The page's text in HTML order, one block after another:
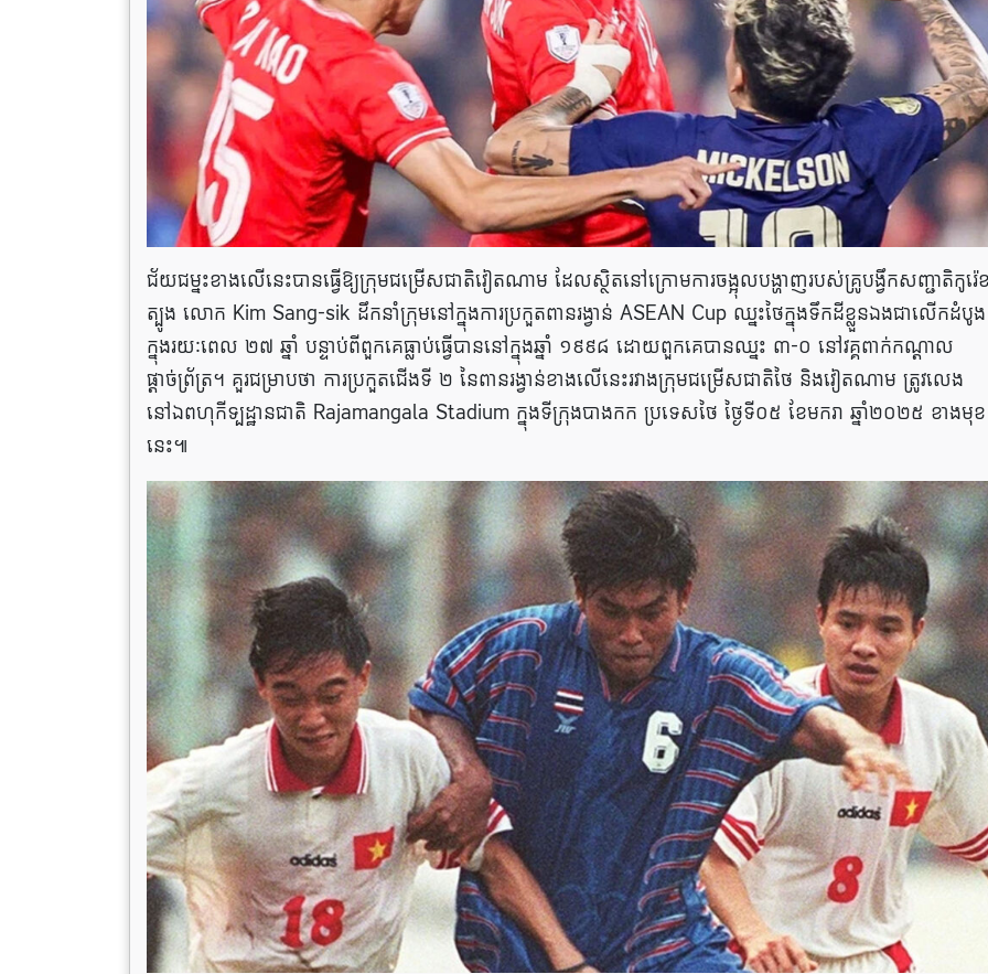
ជ័យជម្នះខាងលើនេះបានធ្វើឱ្យក្រុមជម្រើសជាតិវៀតណាម ដែលស្ថិតនៅក្រោមការចង្អុលបង្ហាញរបស់គ្រូបង្វឹកសញ្ជាតិកូរ៉េ
ត្បូង លោក Kim Sang-sik ដឹកនាំក្រុមនៅក្នុងការប្រកួតពានរង្វាន់ ASEAN Cup ឈ្នះថៃក្នុងទឹកដីខ្លួនឯងជាលើកដំបូង
ក្នុងរយៈពេល ២៧ ឆ្នាំ បន្ទាប់ពីពួកគេធ្លាប់ធ្វើបាននៅក្នុងឆ្នាំ ១៩៩៨ ដោយពួកគេបានឈ្នះ ៣-០ នៅវគ្គពាក់កណ្តាល
ផ្តាច់ព្រ័ត្រ។ គួរជម្រាបថា ការប្រកួតជើងទី ២ នៃពានរង្វាន់ខាងលើនេះរវាងក្រុមជម្រើសជាតិថៃ និងវៀតណាម ត្រូវលេង
នៅឯពហុកីទ្បដ្ឋានជាតិ Rajamangala Stadium ក្នុងទីក្រុងបាងកក ប្រទេសថៃ ថ្ងៃទី០៥ ខែមករា ឆ្នាំ២០២៥ ខាងមុខ
នេះ៕